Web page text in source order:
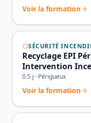
Voir la formation
SÉCURITÉ
Recyclage EPI
Intervention
0.5 j · Périgueux
Voir la formation